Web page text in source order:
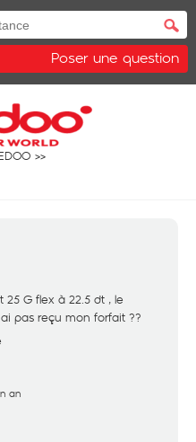
Poser une question
G flex à 22.5 dt , le
pas reçu mon forfait ??
an